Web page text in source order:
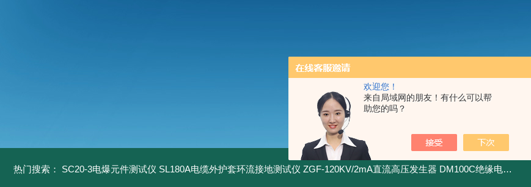
欢迎您！
来自局域网的朋友！有什么可以帮
助您的吗？
热门搜索： SC20-3电爆元件测试仪 SL180A电缆外护套环流接地测试仪 ZGF-120KV/2mA直流高压发生器 DM100C绝缘电阻测试仪